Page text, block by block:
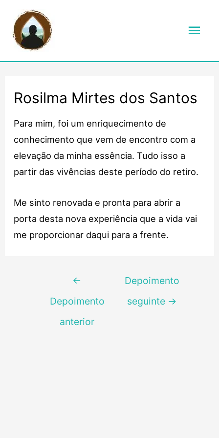
Rosilma Mirtes dos Santos
Para mim, foi um enriquecimento de
conhecimento que vem de encontro com a
elevação da minha essência. Tudo isso a
partir das vivências deste período do retiro.
Me sinto renovada e pronta para abrir a
porta desta nova experiência que a vida vai
me proporcionar daqui para a frente.
Navegação
Post
←
Depoimento
anterior
Depoimento
seguinte →